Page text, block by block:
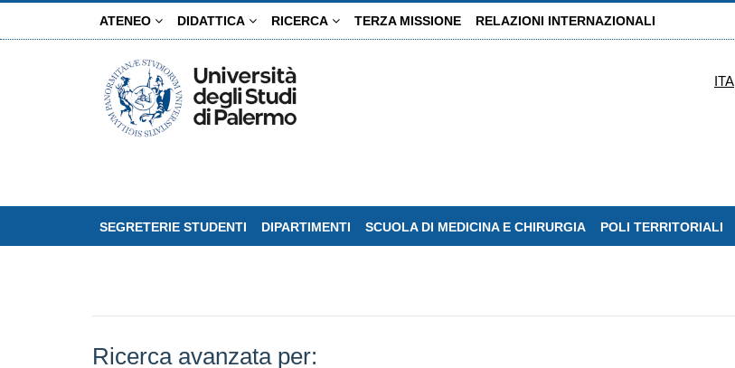
ATENEO DIDATTICA RICERCA TERZA MISSIONE RELAZIONI INTERNAZIONALI
ITA
SEGRETERIE STUDENTI DIPARTIMENTI SCUOLA DI MEDICINA E CHIRURGIA POLI TERRITORIALI
Ricerca avanzata per: